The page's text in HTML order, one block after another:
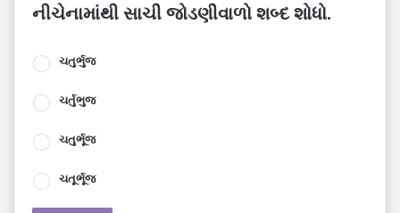
નીચેનામાંથી સાચી જોડણીવાળો શબ્દ શોધો.
ચતુર્ભુજ
ચર્તુભુજ
ચતુર્ભૂજ
ચતૂર્ભૂજ